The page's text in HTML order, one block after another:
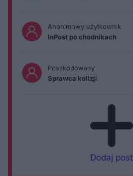
Anonimowy użytkownik
InPost po chodnikach
Poszkodowany
Sprawca kolizji
Dodaj post